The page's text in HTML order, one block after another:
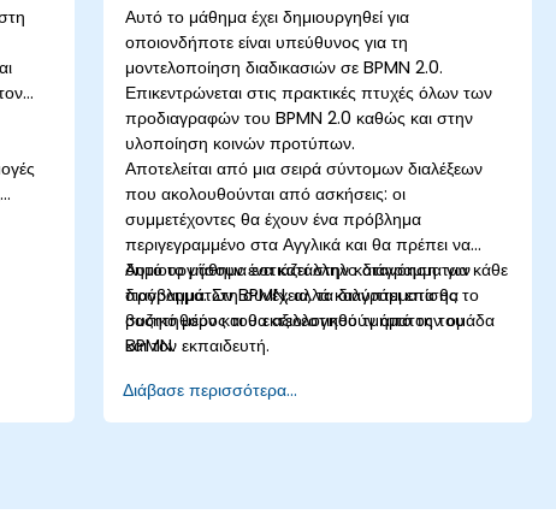
Αυτό το μάθημα έχει δημιουργηθεί για
οποιονδήποτε είναι υπεύθυνος για τη
μοντελοποίηση διαδικασιών σε BPMN 2.0.
Επικεντρώνεται στις πρακτικές πτυχές όλων των
προδιαγραφών του BPMN 2.0 καθώς και στην
υλοποίηση κοινών προτύπων.
Αποτελείται από μια σειρά σύντομων διαλέξεων
που ακολουθούνται από ασκήσεις: οι
συμμετέχοντες θα έχουν ένα πρόβλημα
περιγεγραμμένο στα Αγγλικά και θα πρέπει να
δημιουργήσουν ένα κατάλληλο διάγραμμα για κάθε
πρόβλημα. Στη συνέχεια, τα διαγράμματα θα
συζητηθούν και θα αξιολογηθούν από την ομάδα
και τον εκπαιδευτή.
Αυτό το μάθημα εστιάζει στην κατανόηση των
διαγραμμάτων BPMN, αλλά καλύπτει επίσης το
βασικό μέρος του εκτελεστικού τμήματος του
BPMN.
Διάβασε περισσότερα...